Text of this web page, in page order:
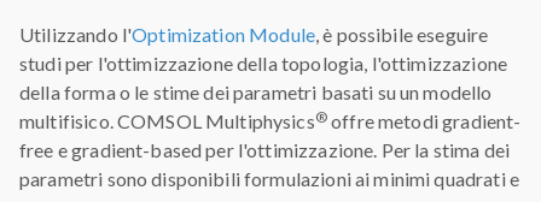
Utilizzando l'Optimization Module, è possibile eseguire
studi per l'ottimizzazione della topologia, l'ottimizzazione
della forma o le stime dei parametri basati su un modello
multifisico. COMSOL Multiphysics®offre metodi gradient-
free e gradient-based per l'ottimizzazione. Per la stima dei
parametri sono disponibili formulazioni ai minimi quadrati e